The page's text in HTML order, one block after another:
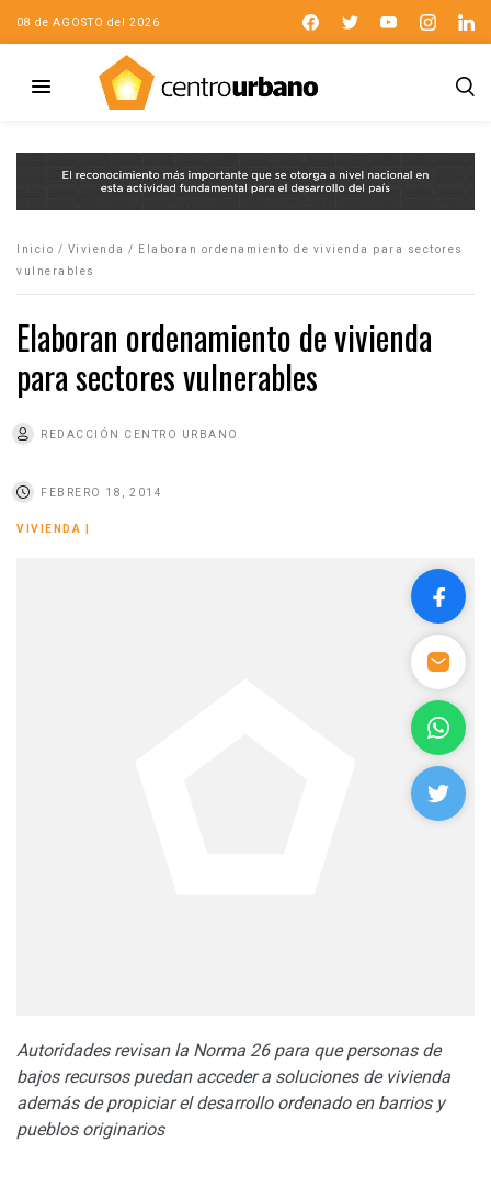
08 de AGOSTO del 2026
Inicio / Vivienda /
Elaboran ordenamiento de vivienda para sectores
vulnerables
Elaboran ordenamiento de vivienda
para sectores vulnerables
REDACCIÓN CENTRO URBANO
FEBRERO 18, 2014
VIVIENDA
Autoridades revisan la Norma 26 para que personas de
bajos recursos puedan acceder a soluciones de vivienda
además de propiciar el desarrollo ordenado en barrios y
pueblos originarios